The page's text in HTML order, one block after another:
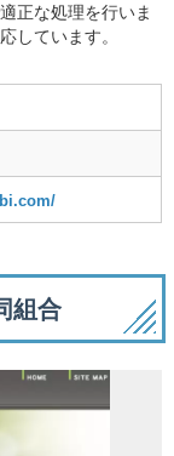
正な処理を行いま
しています。
組合